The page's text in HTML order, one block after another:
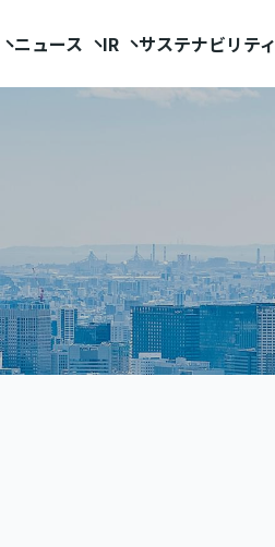
ニュース IR サステナビリティ